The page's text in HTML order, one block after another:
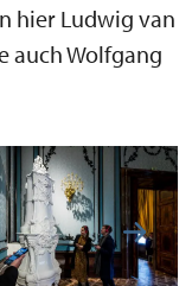
hier Ludwig van
auch Wolfgang